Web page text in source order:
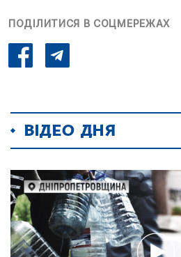
ПОДІЛИТИСЯ В СОЦМЕРЕЖАХ
ВІДЕО ДНЯ